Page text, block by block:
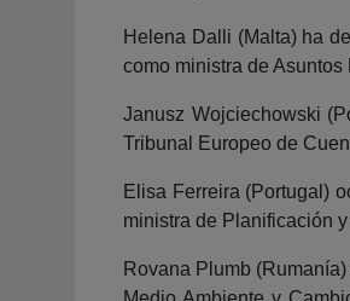
Helena Dalli (Malta) ha
como ministra de
Janusz Wojciechowski
Tribunal Europeo de
Elisa Ferreira (Portugal)
ministra de Planificación
Rovana Plumb